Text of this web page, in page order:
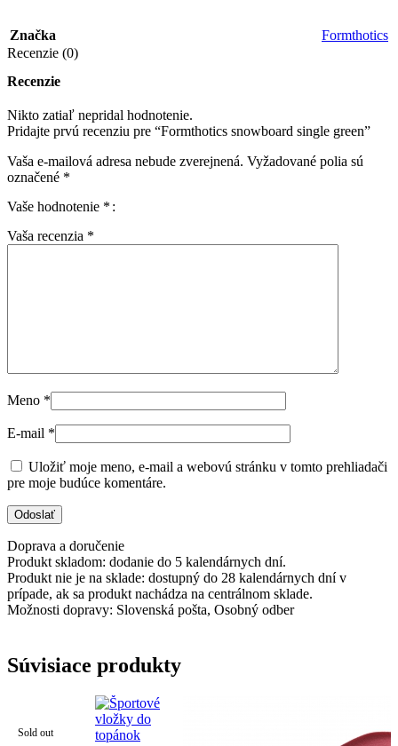
Značka
Formthotics
Recenzie (0)
Recenzie
Nikto zatiaľ nepridal hodnotenie.
Pridajte prvú recenziu pre “Formthotics snowboard single green”
Vaša e-mailová adresa nebude zverejnená. Vyžadované polia sú
označené *
Vaše hodnotenie *
Vaša recenzia *
Meno *
E-mail *
Uložiť moje meno, e-mail a webovú stránku v tomto prehliadači
pre moje budúce komentáre.
Doprava a doručenie
Produkt skladom: dodanie do 5 kalendárnych dní.
Produkt nie je na sklade: dostupný do 28 kalendárnych dní v
prípade, ak sa produkt nachádza na centrálnom sklade.
Možnosti dopravy: Slovenská pošta, Osobný odber
Súvisiace produkty
Sold out